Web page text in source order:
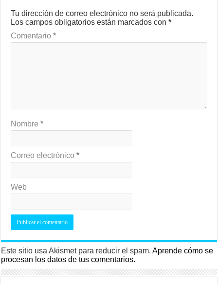
Tu dirección de correo electrónico no será publicada.
Los campos obligatorios están marcados con*
Comentario*
Nombre*
Correo electrónico*
Web
Este sitio usa Akismet para reducir el spam.Aprende cómo se
procesan los datos de tus comentarios.